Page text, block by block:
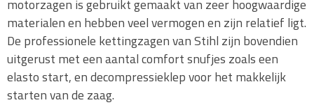
motorzagen is gebruikt gemaakt van zeer hoogwaardige
materialen en hebben veel vermogen en zijn relatief ligt.
De professionele kettingzagen van Stihl zijn bovendien
uitgerust met een aantal comfort snufjes zoals een
elasto start, en decompressieklep voor het makkelijk
starten van de zaag.